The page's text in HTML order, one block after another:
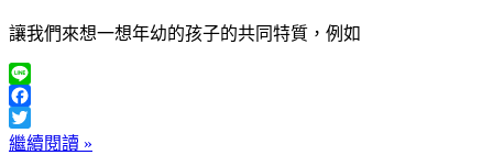
讓我們來想一想年幼的孩子的共同特質，例如
Line
Facebook
Twitter
繼續閱讀 »